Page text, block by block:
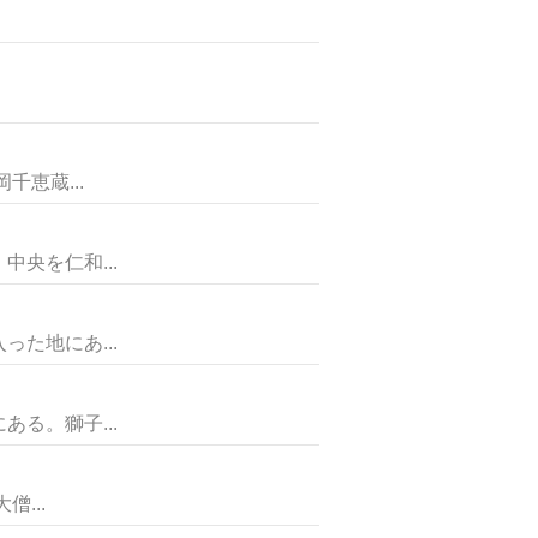
恵蔵...
央を仁和...
た地にあ...
る。獅子...
...